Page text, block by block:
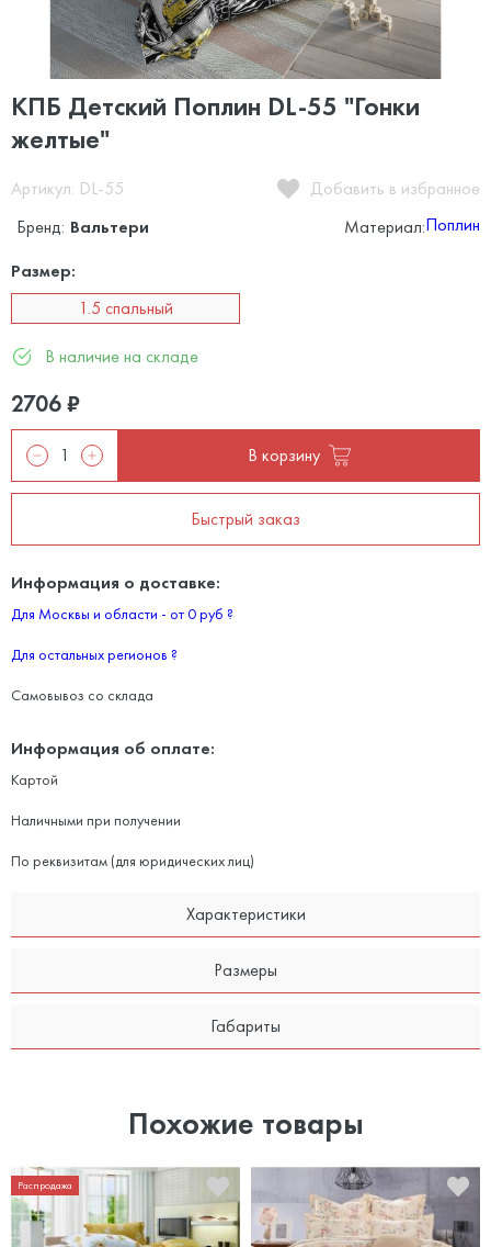
КПБ Детский Поплин DL-55 "Гонки
желтые"
Артикул: DL-55
Добавить в избранное
Бренд: Вальтери Материал:Поплин
Размер:
1.5 спальный
В наличие на складе
2706₽
В корзину
Быстрый заказ
Информация о доставке:
Для Москвы и области - от 0 руб ?
Для остальных регионов ?
Самовывоз со склада
Информация об оплате:
Картой
Наличными при получении
По реквизитам (для юридических лиц)
Характеристики
Размеры
Габариты
Похожие товары
Распродажа